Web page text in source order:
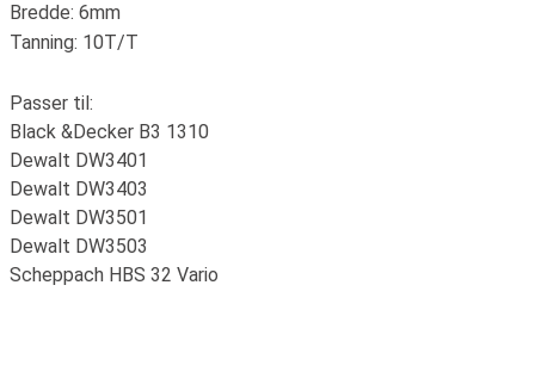
Bredde: 6mm
Tanning: 10T/T
Passer til:
Black &Decker B3 1310
Dewalt DW3401
Dewalt DW3403
Dewalt DW3501
Dewalt DW3503
Scheppach HBS 32 Vario